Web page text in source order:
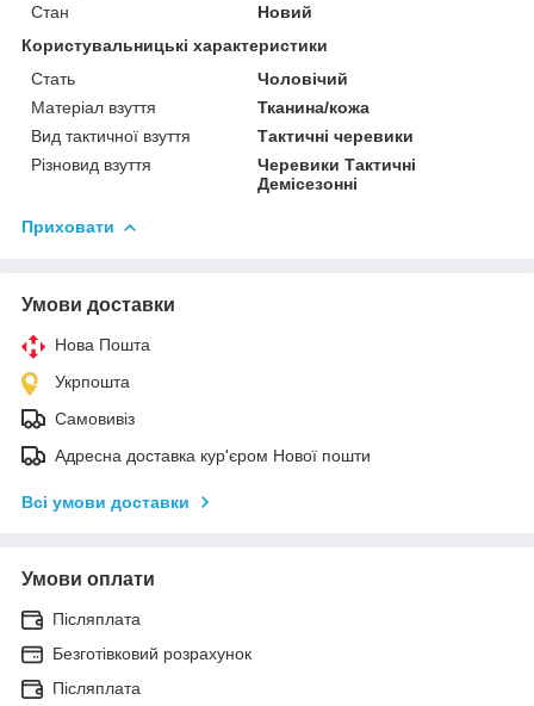
Стан
Новий
Користувальницькі характеристики
Стать
Чоловічий
Матеріал взуття
Тканина/кожа
Вид тактичної взуття
Тактичні черевики
Різновид взуття
Черевики Тактичні
Демісезонні
Приховати
Умови доставки
Нова Пошта
Укрпошта
Самовивіз
Адресна доставка кур'єром Нової пошти
Всі умови доставки
Умови оплати
Післяплата
Безготівковий розрахунок
Післяплата